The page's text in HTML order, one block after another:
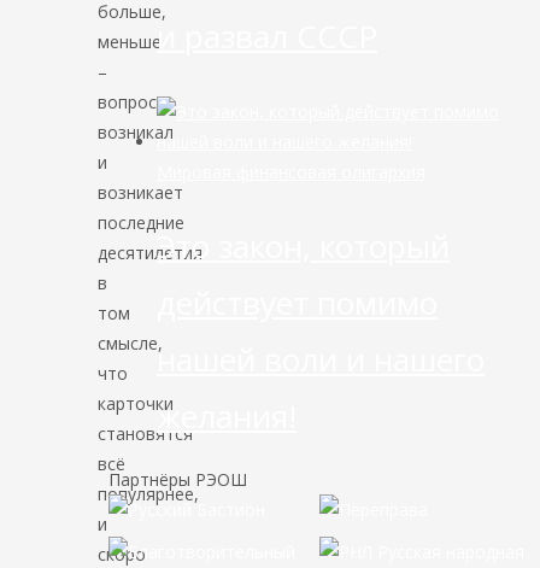
больше,
меньше
–
вопрос
возникал
и
возникает
последние
десятилетия
в
том
смысле,
что
карточки
становятся
всё
популярнее,
и
скоро
и развал СССР
Это закон, который
нашей воли и нашего
желания!
Партнёры РЭОШ